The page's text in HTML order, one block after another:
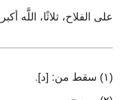
على الفلاح، ثلاثًا، اللَّه
(١) سقط من: [د] .